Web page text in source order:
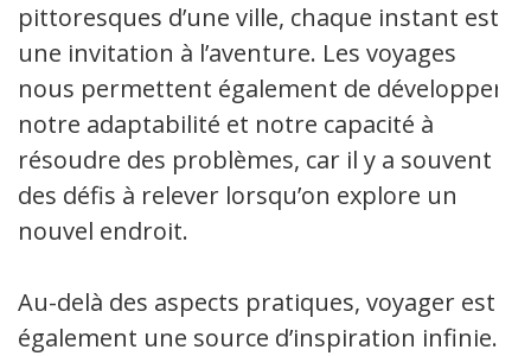
pittoresques d’une ville, chaque instant est
une invitation à l’aventure. Les voyages
nous permettent également de développer
notre adaptabilité et notre capacité à
résoudre des problèmes, car il y a souvent
des défis à relever lorsqu’on explore un
nouvel endroit.
Au-delà des aspects pratiques, voyager est
également une source d’inspiration infinie.